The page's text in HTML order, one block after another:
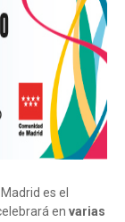
es el
en varias